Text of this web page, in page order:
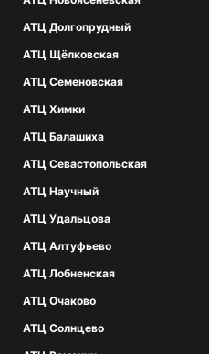
АТЦ Долгопрудный
АТЦ Щёлковская
АТЦ Семеновская
АТЦ Химки
АТЦ Балашиха
АТЦ Севастопольская
АТЦ Научный
АТЦ Удальцова
АТЦ Алтуфьево
АТЦ Лобненская
АТЦ Очаково
АТЦ Солнцево